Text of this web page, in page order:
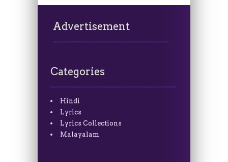
Advertisement
Categories
Hindi
Lyrics
Lyrics Collections
Malayalam